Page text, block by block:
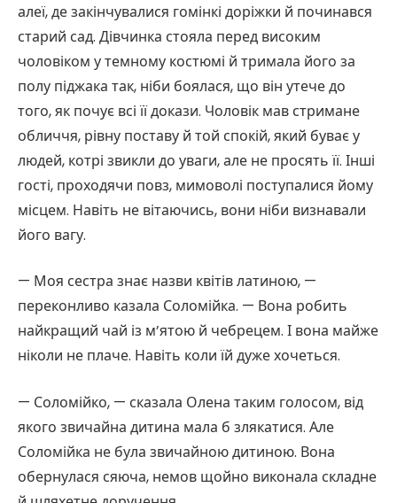
алеї, де закінчувалися гомінкі доріжки й починався
старий сад. Дівчинка стояла перед високим
чоловіком у темному костюмі й тримала його за
полу піджака так, ніби боялася, що він утече до
того, як почує всі її докази. Чоловік мав стримане
обличчя, рівну поставу й той спокій, який буває у
людей, котрі звикли до уваги, але не просять її. Інші
гості, проходячи повз, мимоволі поступалися йому
місцем. Навіть не вітаючись, вони ніби визнавали
його вагу.
— Моя сестра знає назви квітів латиною, —
переконливо казала Соломійка. — Вона робить
найкращий чай із м’ятою й чебрецем. І вона майже
ніколи не плаче. Навіть коли їй дуже хочеться.
— Соломійко, — сказала Олена таким голосом, від
якого звичайна дитина мала б злякатися. Але
Соломійка не була звичайною дитиною. Вона
обернулася сяюча, немов щойно виконала складне